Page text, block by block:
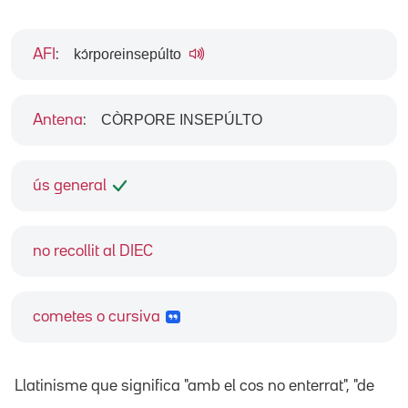
ús general
no recollit al DIEC
cometes o cursiva
AFI : kɔ́rpoɾeinsepúlto
Antena: CÒRPORE INSEPÚLTO
Llatinisme que significa "amb el cos no enterrat", "de